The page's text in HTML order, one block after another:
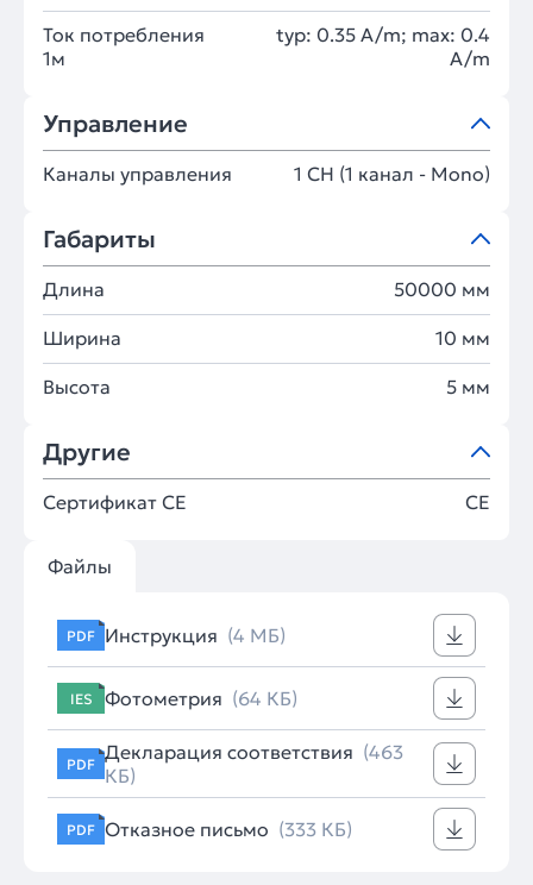
Ток потребления
1м
typ: 0.35 A/m; max: 0.4
A/m
Управление
Каналы управления 1 CH (1 канал - Mono)
Габариты
Длина 50000 мм
Ширина 10 мм
Высота 5 мм
Другие
Сертификат CE CE
Файлы
PDF Инструкция (4 МБ)
IES Фотометрия (64 КБ)
PDF Декларация соответствия (463
КБ)
PDF Отказное письмо (333 КБ)